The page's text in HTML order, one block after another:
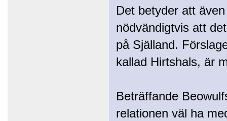
Det betyder att
nödvändigtvis att
på Själland.
kallad Hirtshals, är
Beträffande
relationen väl ha